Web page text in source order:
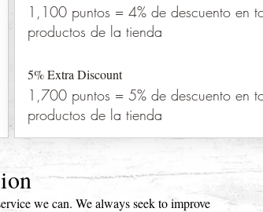
1,100 puntos = 4% de descuento en
productos de la tienda
5% Extra Discount
1,700 puntos = 5% de descuento en
productos de la tienda
we can. We always seek to improve